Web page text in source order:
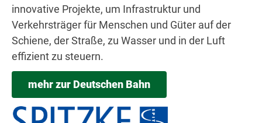
innovative Projekte, um Infrastruktur und
Verkehrsträger für Menschen und Güter auf der
Schiene, der Straße, zu Wasser und in der Luft
effizient zu steuern.
mehr zur Deutschen Bahn